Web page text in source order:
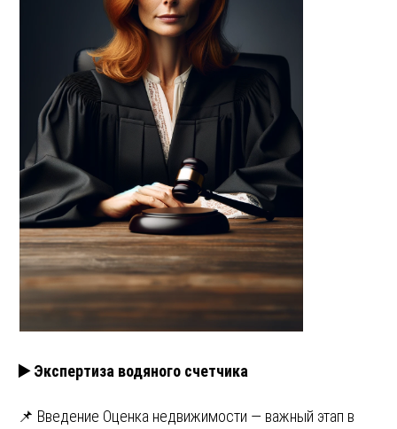
▶️ Экспертиза водяного счетчика
📌 Введение Оценка недвижимости — важный этап в